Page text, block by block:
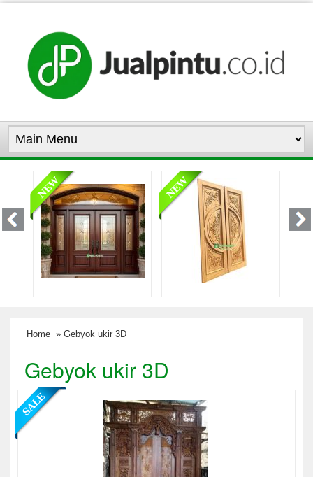
Home » Gebyok ukir 3D
Gebyok ukir 3D